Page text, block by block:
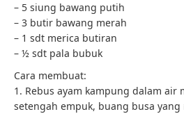
– 5 siung bawang putih
– 3 butir bawang merah
– 1 sdt merica butiran
– ½ sdt pala bubuk
Cara membuat:
1. Rebus ayam kampung dalam air
setengah empuk, buang busa